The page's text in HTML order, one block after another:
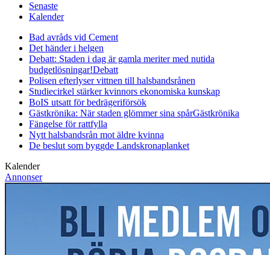
Senaste
Kalender
Bad avråds vid Cement
Det händer i helgen
Debatt: Staden i dag är gamla meriter med nutida
budgetlösningar!Debatt
Polisen efterlyser vittnen till halsbandsrånen
Studiecirkel stärker kvinnors ekonomiska kunskap
BoIS utsatt för bedrägeriförsök
Gästkrönika: När staden glömmer sina spårGästkrönika
Fängelse för rattfylla
Nytt halsbandsrån mot äldre kvinna
De beslut som byggde Landskronaplanket
Kalender
Annonser